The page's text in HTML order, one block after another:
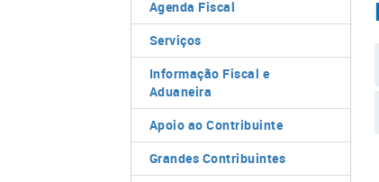
Agenda Fiscal
Serviços
Informação Fiscal e
Aduaneira
Apoio ao Contribuinte
Grandes Contribuintes